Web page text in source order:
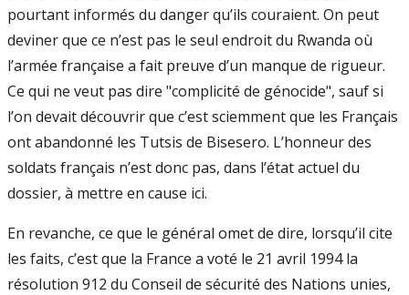
pourtant informés du danger qu’ils couraient. On peut
deviner que ce n’est pas le seul endroit du Rwanda où
l’armée française a fait preuve d’un manque de rigueur.
Ce qui ne veut pas dire "complicité de génocide", sauf si
l’on devait découvrir que c’est sciemment que les Français
ont abandonné les Tutsis de Bisesero. L’honneur des
soldats français n’est donc pas, dans l’état actuel du
dossier, à mettre en cause ici.
En revanche, ce que le général omet de dire, lorsqu’il cite
les faits, c’est que la France a voté le 21 avril 1994 la
résolution 912 du Conseil de sécurité des Nations unies,